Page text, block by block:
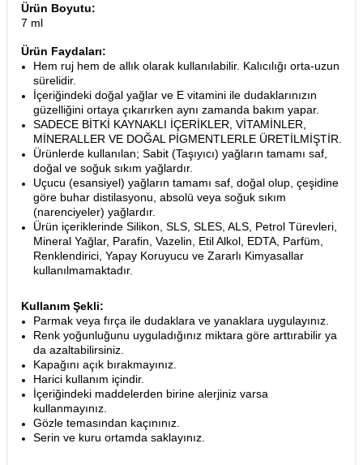
Ürün Boyutu:
7 ml
Ürün Faydaları:
Hem ruj hem de allık olarak kullanılabilir. Kalıcılığı orta-uzun
sürelidir.
İçeriğindeki doğal yağlar ve E vitamini ile dudaklarınızın
güzelliğini ortaya çıkarırken aynı zamanda bakım yapar.
SADECE BİTKİ KAYNAKLI İÇERİKLER, VİTAMİNLER,
MİNERALLER VE DOĞAL PİGMENTLERLE ÜRETİLMİŞTİR.
Ürünlerde kullanılan; Sabit (Taşıyıcı) yağların tamamı saf,
doğal ve soğuk sıkım yağlardır.
Uçucu (esansiyel) yağların tamamı saf, doğal olup, çeşidine
göre buhar distilasyonu, absolü veya soğuk sıkım
(narenciyeler) yağlardır.
Ürün içeriklerinde Silikon, SLS, SLES, ALS, Petrol Türevleri,
Mineral Yağlar, Parafin, Vazelin, Etil Alkol, EDTA, Parfüm,
Renklendirici, Yapay Koruyucu ve Zararlı Kimyasallar
kullanılmamaktadır.
Kullanım Şekli:
Parmak veya fırça ile dudaklara ve yanaklara uygulayınız.
Renk yoğunluğunu uyguladığınız miktara göre arttırabilir ya
da azaltabilirsiniz.
Kapağını açık bırakmayınız.
Harici kullanım içindir.
İçeriğindeki maddelerden birine alerjiniz varsa
kullanmayınız.
Gözle temasından kaçınınız.
Serin ve kuru ortamda saklayınız.